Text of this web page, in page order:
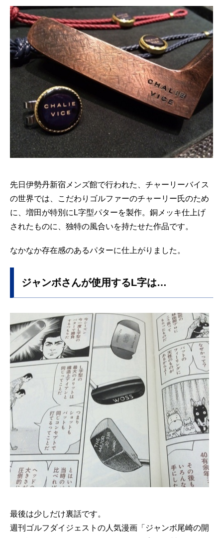
先日伊勢丹新宿メンズ館で行われた、チャーリーバイス
の世界では、こだわりゴルファーのチャーリー氏のため
に、増田が特別にL字型パターを製作。銅メッキ仕上げ
されたものに、独特の風合いを持たせた作品です。
なかなか存在感のあるパターに仕上がりました。
ジャンボさんが使用するL字は…
最後は少しだけ裏話です。
週刊ゴルフダイジェストの人気漫画「ジャンボ尾崎の開